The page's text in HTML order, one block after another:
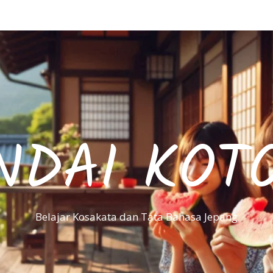
Belajar Kosakata dan Tata Bahasa Jepang